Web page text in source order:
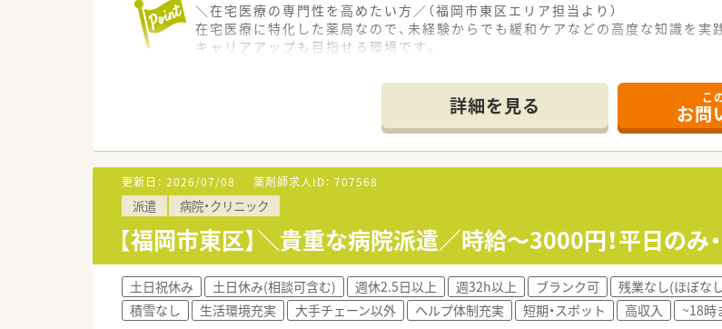
＼在宅医療の専門性を高めたい方／（福岡市東区エリア担当より）
在宅医療に特化した薬局なので、未経験からでも緩和ケアなどの高度な知識を
キャリアアップも目指せる環境です。
【店舗情報と応需状況について】
■最寄りの名島駅から徒歩で4分ほどとアクセスが非常に良く、毎日の通勤に便利
■近隣の医療機関などから幅広く面で処方箋を応需しており、1日に約40枚ほど
■個人宅である居宅や高齢者施設への在宅業務に特化しており、地域医療に深く
【募集背景と求める人物像について】
■現在店舗で活躍中のスタッフの欠員補充に伴い、新たに正社員として一緒に働
■業務上でお車の運転が必須条件となるため、日常的に安全運転をされている方
■これからの在宅医療に強い関心があり、患者様のために前向きに日々の業務に
【法人特徴について】
■成長市場において上場を果たしている企業が運営しており、安定した経営基盤
■自社開発した独自の在宅専用システムを導入しており、現場で働くスタッフの
■社内でのジョブチェンジやライフスタイルに合わせた雇用形態の変更にも柔軟
詳細を見る こ
お問
更新日： 2026/07/08 薬剤師求人ID： 707568
派遣 病院・クリニック
【福岡市東区】＼貴重な病院派遣／時給～3000円！平日の
土日祝休み 土日休み(相談可含む) 週休2.5日以上 週32h以上 ブランク可 残業なし(ほぼな
積雪なし
生活環境充実 大手チェーン以外 ヘルプ体制充実 短期・スポット 高収入 ~18時